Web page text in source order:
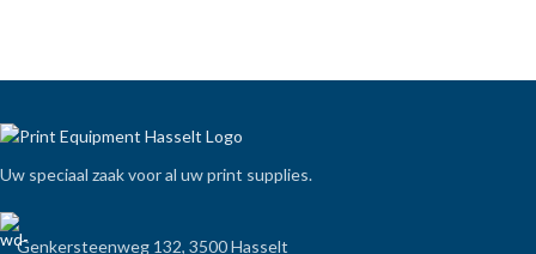
Uw speciaal zaak voor al uw print supplies.
Genkersteenweg 132, 3500 Hasselt